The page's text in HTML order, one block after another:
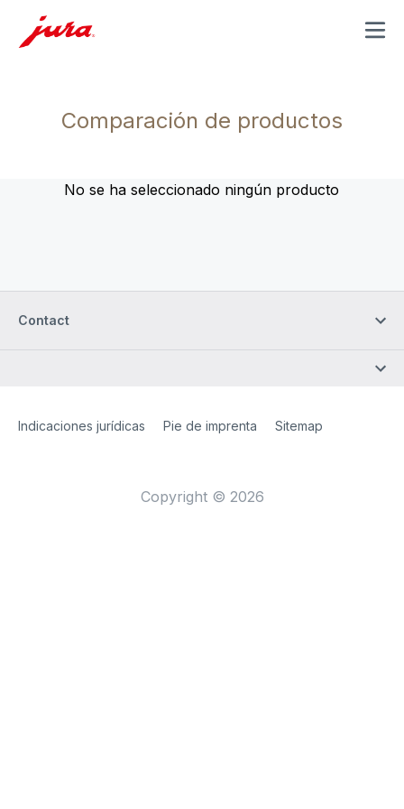
MENU
Comparación de productos
No se ha seleccionado ningún producto
Contact
Site Web
[Website information]
Indicaciones jurídicas Pie de imprenta Sitemap
Copyright © 2026